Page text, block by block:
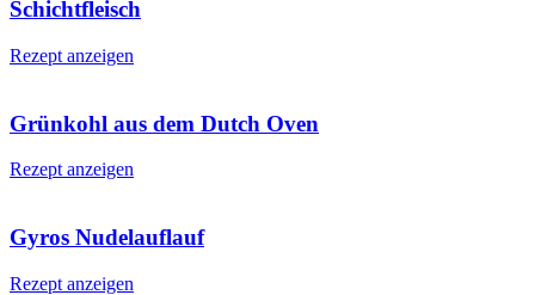
Schichtfleisch
Rezept anzeigen
Grünkohl aus dem Dutch Oven
Rezept anzeigen
Gyros Nudelauflauf
Rezept anzeigen